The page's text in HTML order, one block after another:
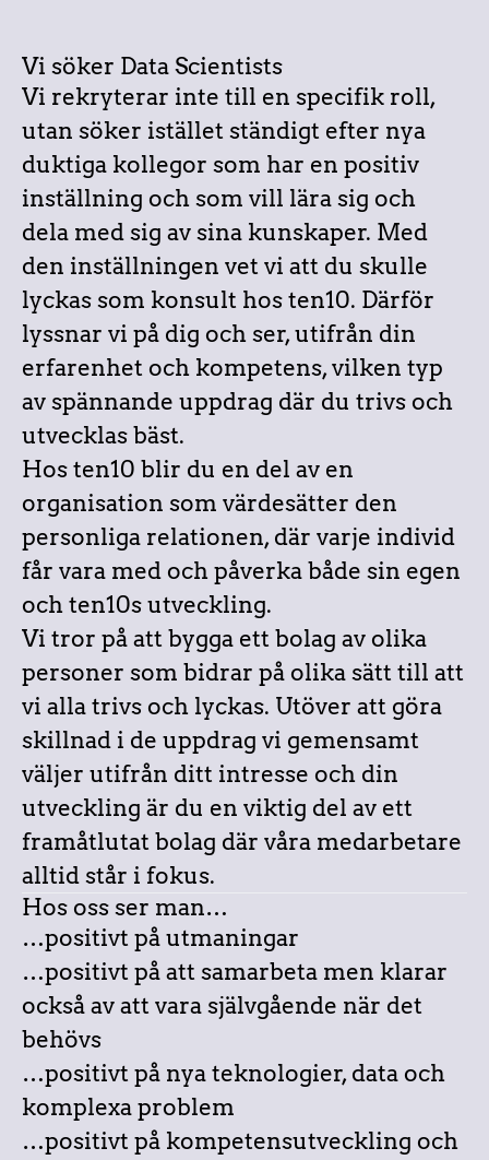
Vi söker Data Scientists
Vi rekryterar inte till en specifik roll,
utan söker istället ständigt efter nya
duktiga kollegor som har en positiv
inställning och som vill lära sig och
dela med sig av sina kunskaper. Med
den inställningen vet vi att du skulle
lyckas som konsult hos ten10. Därför
lyssnar vi på dig och ser, utifrån din
erfarenhet och kompetens, vilken typ
av spännande uppdrag där du trivs och
utvecklas bäst.
Hos ten10 blir du en del av en
organisation som värdesätter den
personliga relationen, där varje individ
får vara med och påverka både sin egen
och ten10s utveckling.
Vi tror på att bygga ett bolag av olika
personer som bidrar på olika sätt till att
vi alla trivs och lyckas. Utöver att göra
skillnad i de uppdrag vi gemensamt
väljer utifrån ditt intresse och din
utveckling är du en viktig del av ett
framåtlutat bolag där våra medarbetare
alltid står i fokus.
Hos oss ser man…
…positivt på utmaningar
…positivt på att samarbeta men klarar
också av att vara självgående när det
behövs
…positivt på nya teknologier, data och
komplexa problem
…positivt på kompetensutveckling och